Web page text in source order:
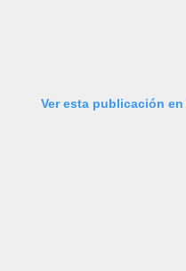
Ver esta publicación